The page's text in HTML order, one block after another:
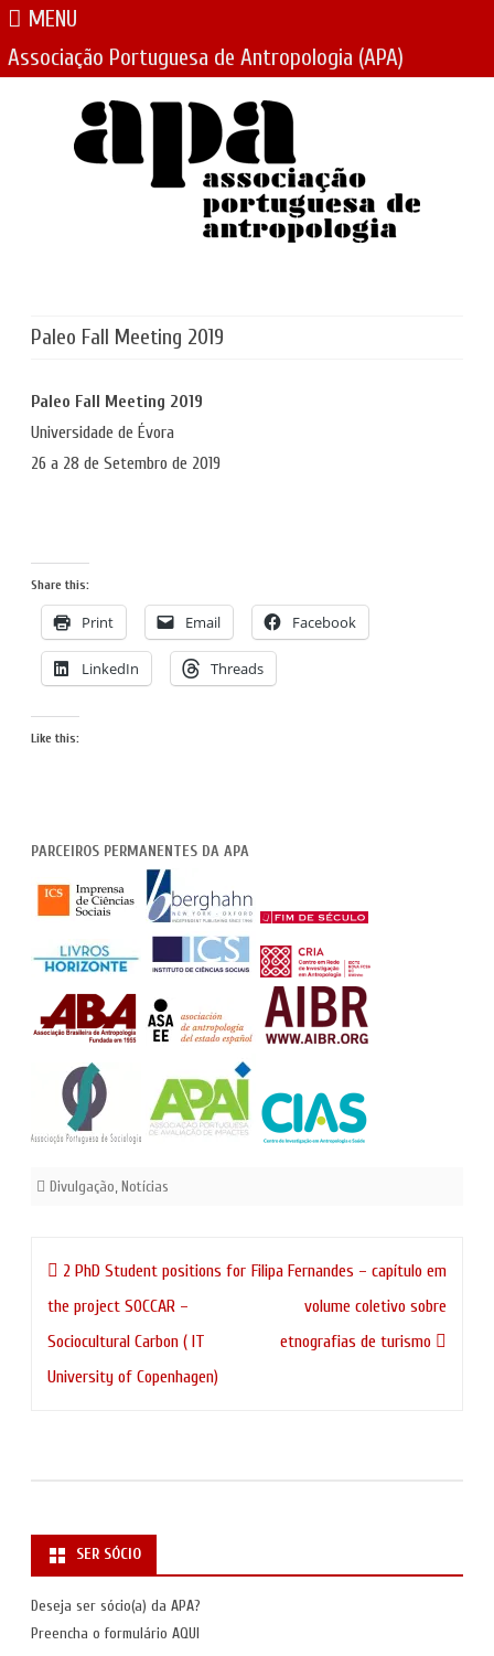
MENU
Associação Portuguesa de Antropologia (APA)
Paleo Fall Meeting 2019
Paleo Fall Meeting 2019
Universidade de Évora
26 a 28 de Setembro de 2019
Share this:
Print Email Facebook
LinkedIn Threads
Like this:
PARCEIROS PERMANENTES DA APA
Divulgação,Notícias
Navegação
de
artigos
2 PhD Student positions for
the project SOCCAR –
Sociocultural Carbon ( IT
University of Copenhagen)
Filipa Fernandes – capítulo em
volume coletivo sobre
etnografias de turismo
SER SÓCIO
Deseja ser sócio(a) da APA?
Preencha o formulário AQUI